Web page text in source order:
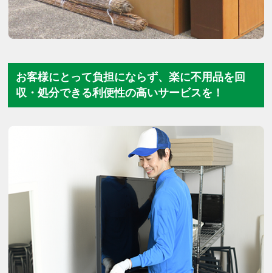
お客様にとって負担にならず、楽に不用品を回
収・処分できる利便性の高いサービスを！